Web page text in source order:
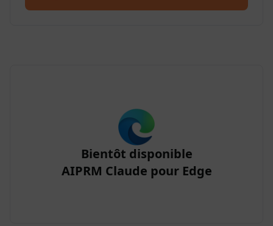
Bientôt disponible
AIPRM Claude pour Edge